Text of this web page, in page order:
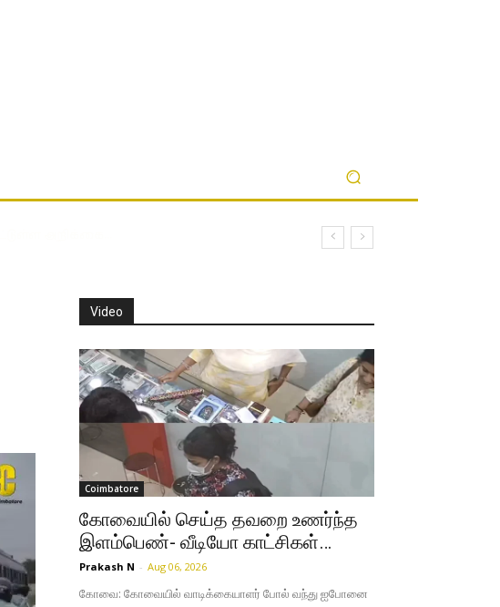
Video
Coimbatore
கோவையில் செய்த தவறை உணர்ந்த
இளம்பெண்- வீடியோ காட்சிகள்…
Prakash N - Aug 06, 2026
கோவை: கோவையில் வாடிக்கையாளர் போல் வந்து ஐபோனை